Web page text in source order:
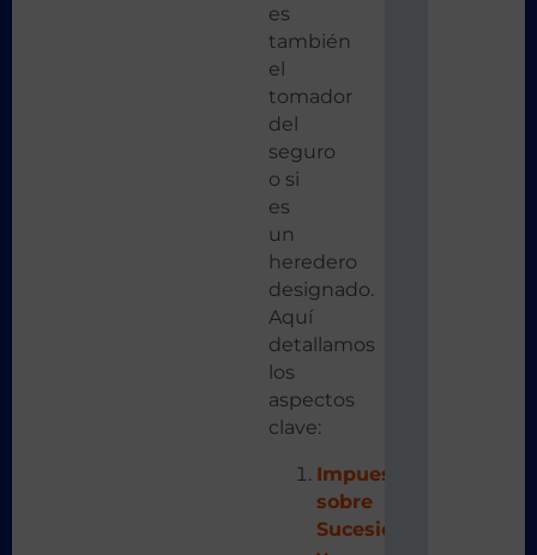
es
también
el
tomador
del
seguro
o si
es
un
heredero
designado.
Aquí
detallamos
los
aspectos
clave:
Impuesto
sobre
Sucesiones